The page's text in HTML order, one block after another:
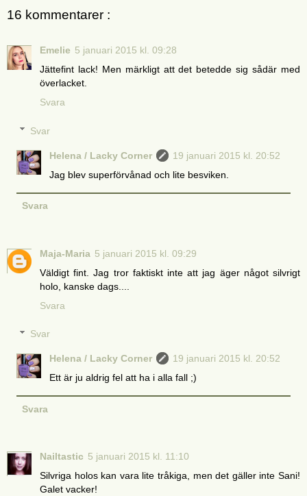
16 kommentarer :
Emelie 5 januari 2015 kl. 09:28
Jättefint lack! Men märkligt att det betedde sig sådär med
överlacket.
Svara
Svar
Helena / Lacky Corner
19 januari 2015 kl. 20:52
Jag blev superförvånad och lite besviken.
Svara
Maja-Maria 5 januari 2015 kl. 09:29
Väldigt fint. Jag tror faktiskt inte att jag äger något silvrigt
holo, kanske dags....
Svara
Svar
Helena / Lacky Corner
19 januari 2015 kl. 20:52
Ett är ju aldrig fel att ha i alla fall ;)
Svara
Nailtastic 5 januari 2015 kl. 11:10
Silvriga holos kan vara lite tråkiga, men det gäller inte Sani!
Galet vacker!